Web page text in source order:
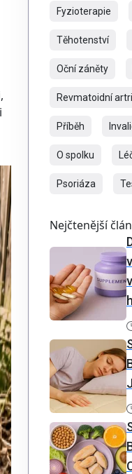
Fyzioterapie
Těhotenství
Oční záněty
Revmatoidní
Příběh
O spolku
Psoriáza
Nejčtenější